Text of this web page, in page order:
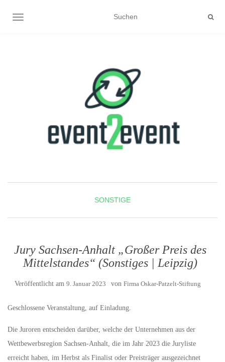
NAVIGATION UMSCHALTEN
SONSTIGE
Jury Sachsen-Anhalt „Großer Preis des
Mittelstandes“ (Sonstiges | Leipzig)
Veröffentlicht am 9. Januar 2023 von Firma Oskar-Patzelt-Stiftung
Geschlossene Veranstaltung, auf Einladung.
Die Juroren entscheiden darüber, welche der Unternehmen aus der
Wettbewerbsregion Sachsen-Anhalt, die im Jahr 2023 die Juryliste
erreicht haben, im Herbst als Finalist oder Preisträger ausgezeichnet